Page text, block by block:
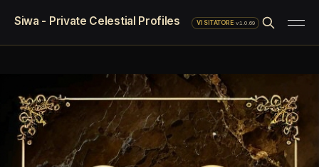
Siwa - Private Celestial Profiles VISITATORE·v1.0.69